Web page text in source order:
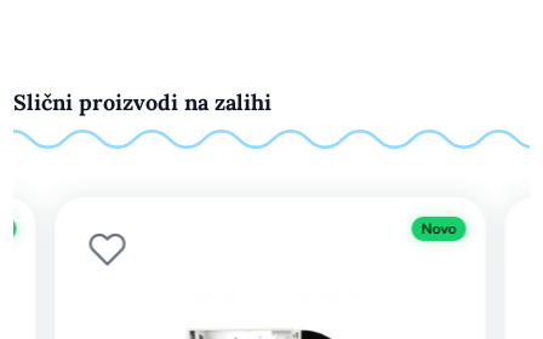
Slični proizvodi na zalihi
Novo